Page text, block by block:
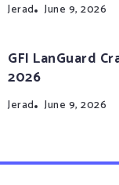
Jerad June 9, 2026
GFI LanGuard
2026
Jerad June 9, 2026